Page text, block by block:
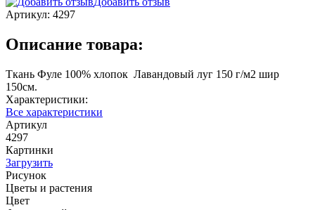
Артикул: 4297
Описание товара:
Ткань Фуле 100% хлопок Лавандовый луг 150 г/м2 шир
150см.
Характеристики:
Все характеристики
Артикул
4297
Картинки
Загрузить
Рисунок
Цветы и растения
Цвет